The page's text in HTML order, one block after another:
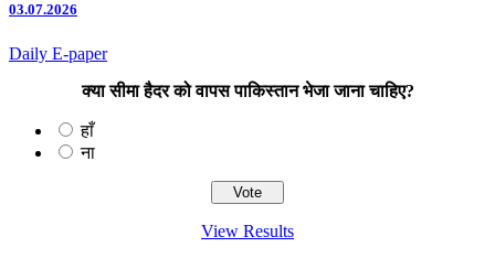
03.07.2026
Daily E-paper
क्या सीमा हैदर को वापस पाकिस्तान भेजा जाना चाहिए?
हाँ
ना
View Results